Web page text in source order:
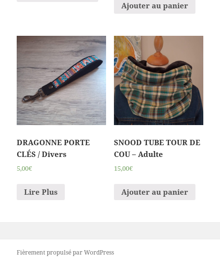
Ajouter au panier
DRAGONNE PORTE
CLÉS / Divers
5,00€
Lire Plus
SNOOD TUBE TOUR DE
COU – Adulte
15,00€
Ajouter au panier
Fièrement propulsé par WordPress